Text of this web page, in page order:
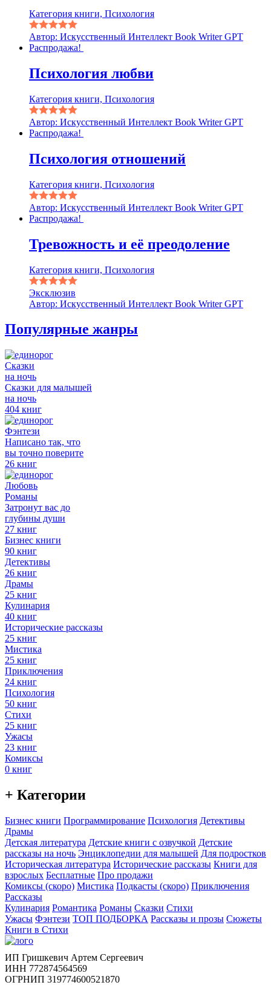
Категория книги, Психология
Автор: Искусственный Интеллект Book Writer GPT
Распродажа!
Психология любви
Категория книги, Психология
Автор: Искусственный Интеллект Book Writer GPT
Распродажа!
Психология отношений
Категория книги, Психология
Автор: Искусственный Интеллект Book Writer GPT
Распродажа!
Тревожность и её преодоление
Категория книги, Психология
Эксклюзив
Автор: Искусственный Интеллект Book Writer GPT
Популярные жанры
Сказки
на ночь
Сказки для малышей
на ночь
404 книг
Фэнтези
Написано так, что
вы точно поверите
26 книг
Любовь
Романы
Затронут вас до
глубины души
27 книг
Бизнес книги
90 книг
Детективы
26 книг
Драмы
25 книг
Кулинария
40 книг
Исторические рассказы
25 книг
Мистика
25 книг
Приключения
24 книг
Психология
50 книг
Стихи
25 книг
Ужасы
23 книг
Комиксы
0 книг
+ Категории
Бизнес книги Программирование Психология Детективы
Драмы
Детская литература Детские книги с озвучкой Детские
рассказы на ночь Энциклопедии для малышей Для подростков
Историческая литература Исторические рассказы Книги для
взрослых Бесплатные Про продажи
Комиксы (скоро) Мистика Подкасты (скоро) Приключения
Рассказы
Кулинария Романтика Романы Сказки Стихи
Ужасы Фэнтези ТОП ПОДБОРКА Рассказы и прозы Сюжеты
Книги в Стихи
ИП Гришкевич Артем Сергеевич
ИНН 772874564569
ОГРНИП 319774600521870